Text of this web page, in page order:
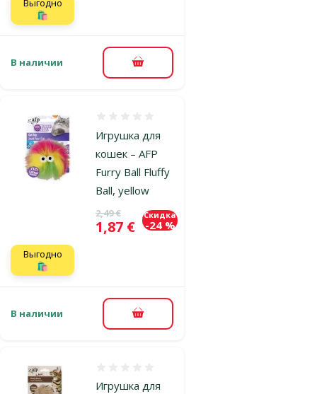
🛍️
В наличии В корзину
Игрушка для
кошек – AFP
Furry Ball Fluffy
Ball, yellow
Исходная цена
2,49 €
Цена
1,87 €
Скидка
-24 %
Выгодно
🛍️
В наличии В корзину
Игрушка для